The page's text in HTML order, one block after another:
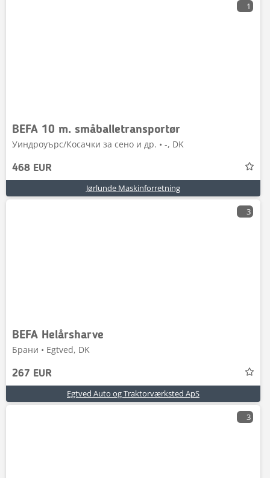
1
BEFA 10 m. småballetransportør
Уиндроуърс/Косачки за сено и др. • -, DK
468 EUR
Jørlunde Maskinforretning
3
BEFA Helårsharve
Брани • Egtved, DK
267 EUR
Egtved Auto og Traktorværksted ApS
3